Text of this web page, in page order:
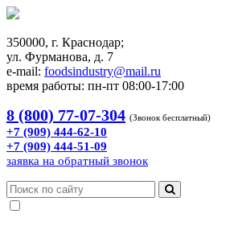
350000, г. Краснодар;
ул. Фурманова, д. 7
e-mail: foodsindustry@mail.ru
время работы: пн-пт 08:00-17:00
8 (800) 77-07-304 (Звонок бесплатный)
+7 (909) 444-62-10
+7 (909) 444-51-09
заявка на обратный звонок